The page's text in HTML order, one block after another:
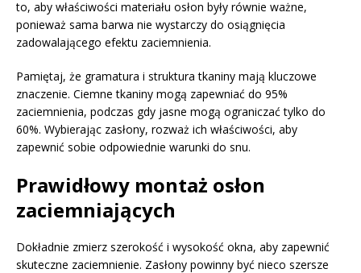
to, aby właściwości materiału osłon były równie ważne,
ponieważ sama barwa nie wystarczy do osiągnięcia
zadowalającego efektu zaciemnienia.
Pamiętaj, że gramatura i struktura tkaniny mają kluczowe
znaczenie. Ciemne tkaniny mogą zapewniać do 95%
zaciemnienia, podczas gdy jasne mogą ograniczać tylko do
60%. Wybierając zasłony, rozważ ich właściwości, aby
zapewnić sobie odpowiednie warunki do snu.
Prawidłowy montaż osłon
zaciemniających
Dokładnie zmierz szerokość i wysokość okna, aby zapewnić
skuteczne zaciemnienie. Zasłony powinny być nieco szersze